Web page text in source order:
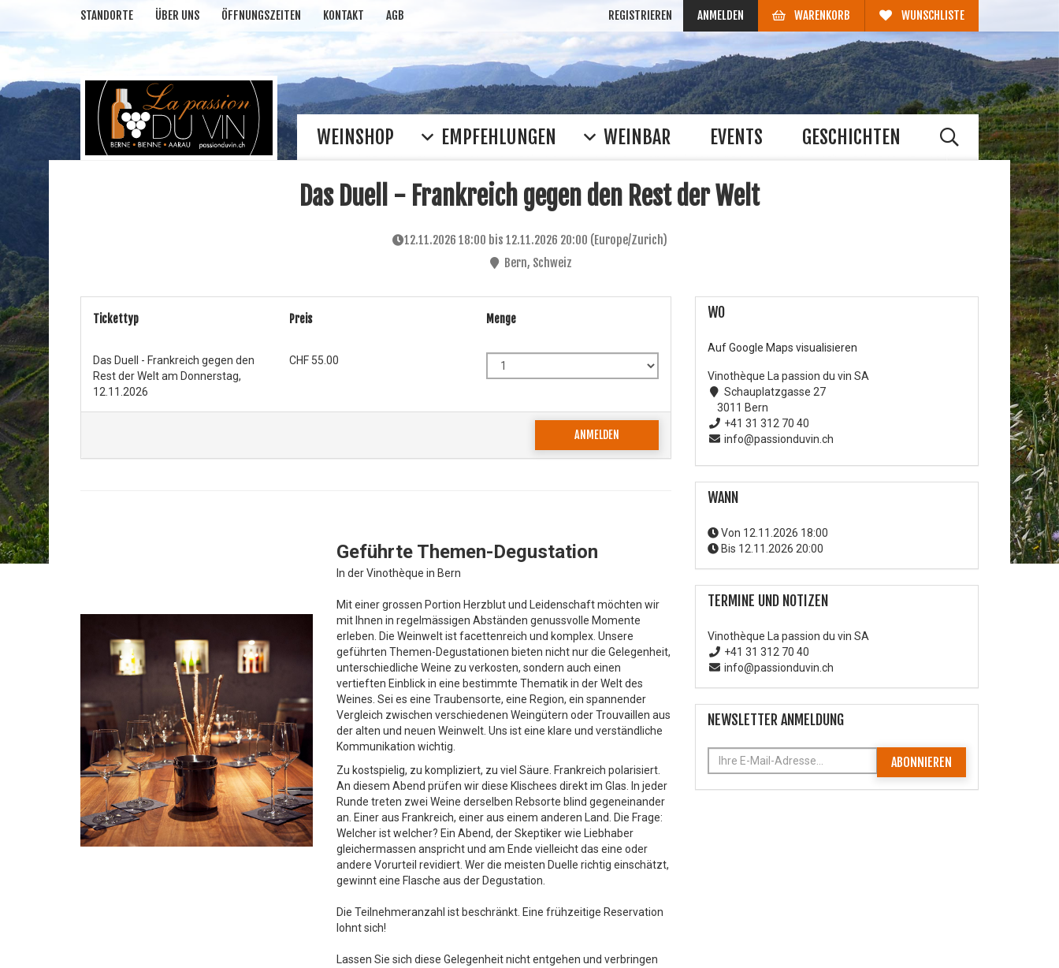
STANDORTE ÜBER UNS ÖFFNUNGSZEITEN KONTAKT AGB REGISTRIEREN ANMELDEN WARENKORB WUNSCHLISTE
WEINSHOP EMPFEHLUNGEN WEINBAR EVENTS GESCHICHTEN
Das Duell - Frankreich gegen den Rest der Welt
12.11.2026 18:00 bis 12.11.2026 20:00 (Europe/Zurich)
Bern, Schweiz
Tickettyp Preis Menge
Das Duell - Frankreich gegen den
Rest der Welt am Donnerstag,
12.11.2026
CHF 55.00
ANMELDEN
Geführte Themen-Degustation
In der Vinothèque in Bern
Mit einer grossen Portion Herzblut und Leidenschaft möchten wir
mit Ihnen in regelmässigen Abständen genussvolle Momente
erleben. Die Weinwelt ist facettenreich und komplex. Unsere
geführten Themen-Degustationen bieten nicht nur die Gelegenheit,
unterschiedliche Weine zu verkosten, sondern auch einen
vertieften Einblick in eine bestimmte Thematik in der Welt des
Weines. Sei es eine Traubensorte, eine Region, ein spannender
Vergleich zwischen verschiedenen Weingütern oder Trouvaillen aus
der alten und neuen Weinwelt. Uns ist eine klare und verständliche
Kommunikation wichtig.
Zu kostspielig, zu kompliziert, zu viel Säure. Frankreich polarisiert.
An diesem Abend prüfen wir diese Klischees direkt im Glas. In jeder
Runde treten zwei Weine derselben Rebsorte blind gegeneinander
an. Einer aus Frankreich, einer aus einem anderen Land. Die Frage:
Welcher ist welcher? Ein Abend, der Skeptiker wie Liebhaber
gleichermassen anspricht und am Ende vielleicht das eine oder
andere Vorurteil revidiert. Wer die meisten Duelle richtig einschätzt,
gewinnt eine Flasche aus der Degustation.
Die Teilnehmeranzahl ist beschränkt. Eine frühzeitige Reservation
lohnt sich!
Lassen Sie sich diese Gelegenheit nicht entgehen und verbringen
WO
Auf Google Maps visualisieren
Vinothèque La passion du vin SA
Schauplatzgasse 27
3011 Bern
+41 31 312 70 40
info@passionduvin.ch
WANN
Von 12.11.2026 18:00
Bis 12.11.2026 20:00
TERMINE UND NOTIZEN
Vinothèque La passion du vin SA
+41 31 312 70 40
info@passionduvin.ch
NEWSLETTER ANMELDUNG
ABONNIEREN